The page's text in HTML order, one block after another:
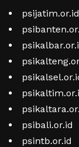
psijatim.or.id
psibali.or.id
psintb.or.id